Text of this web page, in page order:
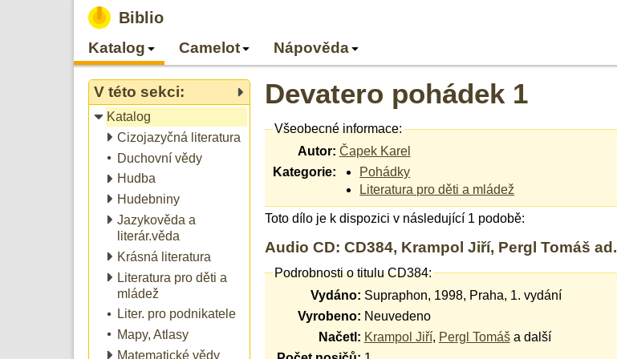
Biblio
Katalog Camelot Nápověda
V této sekci:
Katalog
Cizojazyčná literatura
Duchovní vědy
Hudba
Hudebniny
Jazykověda a
literár.věda
Krásná literatura
Literatura pro děti a
mládež
Liter. pro podnikatele
Mapy, Atlasy
Matematické vědy
Devatero pohádek 1
Všeobecné informace:
Autor: Čapek Karel
Kategorie:
Pohádky
Literatura pro děti a mládež
Toto dílo je k dispozici v následující 1 podobě:
Audio CD: CD384, Krampol Jiří, Pergl Tomáš ad.
Podrobnosti o titulu CD384:
Vydáno: Supraphon, 1998, Praha, 1. vydání
Vyrobeno: Neuvedeno
Načetl: Krampol Jiří, Pergl Tomáš a další